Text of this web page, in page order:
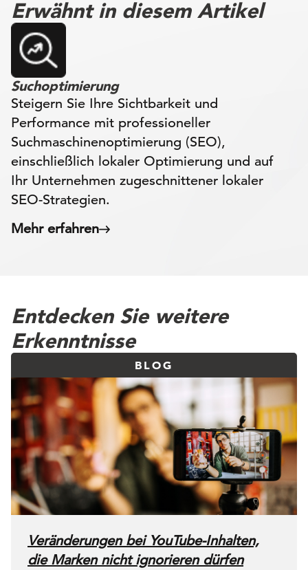
Erwähnt in diesem Artikel
Suchoptimierung
Steigern Sie Ihre Sichtbarkeit und
Performance mit professioneller
Suchmaschinenoptimierung (SEO),
einschließlich lokaler Optimierung und auf
Ihr Unternehmen zugeschnittener lokaler
SEO-Strategien.
Mehr erfahren
Entdecken Sie weitere
Erkenntnisse
BLOG
Veränderungen bei YouTube-Inhalten,
die Marken nicht ignorieren dürfen